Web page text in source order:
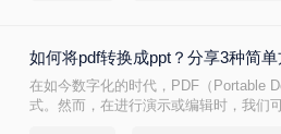
如何将pdf转换成ppt？分享3种简单
在如今数字化的时代，PDF（Portable
式。然而，在进行演示或编辑时，我们